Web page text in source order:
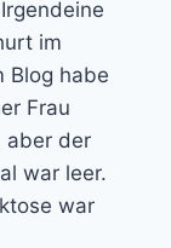
im
Blog habe
Frau
aber der
war leer.
war